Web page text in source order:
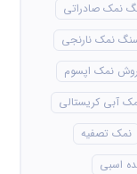
نمک صادراتی
نمک نارنجی
نمک اپسوم
آبی کریستالی
نمک تصفیه
اسبی